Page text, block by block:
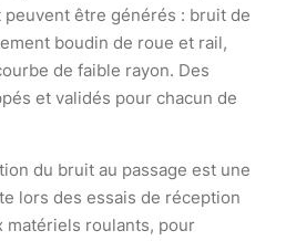
être générés : bruit de
boudin de roue et rail,
de faible rayon. Des
et validés pour chacun de
du bruit au passage est une
lors des essais de réception
matériels roulants, pour